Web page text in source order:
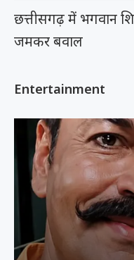
छत्तीसगढ़ में भगवान
जमकर बवाल
Entertainment